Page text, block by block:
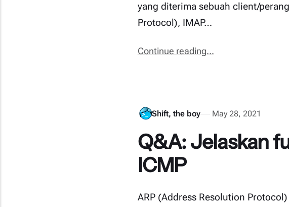
yang diterima sebuah client/
Protocol), IMAP…
Continue reading...
Shift, the boy May 28, 2021
Q&A: Jelaskan
ICMP
ARP (Address Resolution